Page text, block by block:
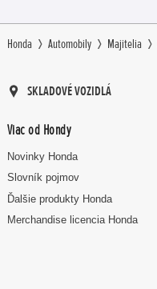
Honda Automobily Majitelia
SKLADOVÉ VOZIDLÁ
Viac od Hondy
Novinky Honda
Slovník pojmov
Ďalšie produkty Honda
Merchandise licencia Honda